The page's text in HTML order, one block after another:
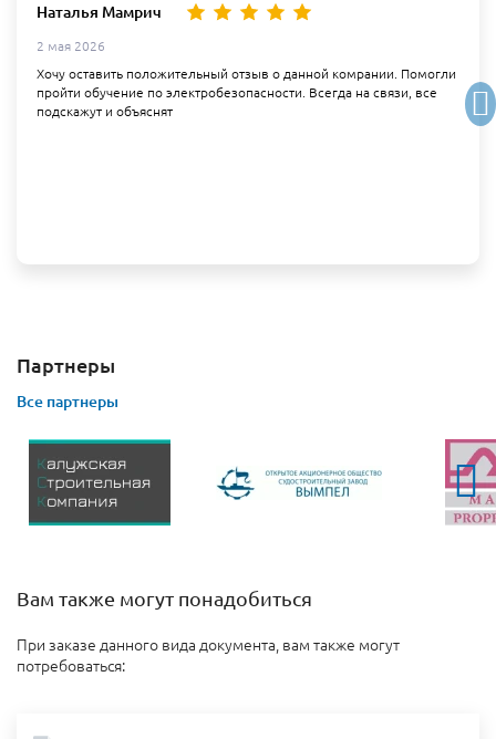
Наталья Мамрич
2 мая 2026
Хочу оставить положительный отзыв о данной комрании. Помогли
пройти обучение по электробезопасности. Всегда на связи, все
подскажут и объяснят
Партнеры
Все партнеры
Вам также могут понадобиться
При заказе данного вида документа, вам также могут
потребоваться: